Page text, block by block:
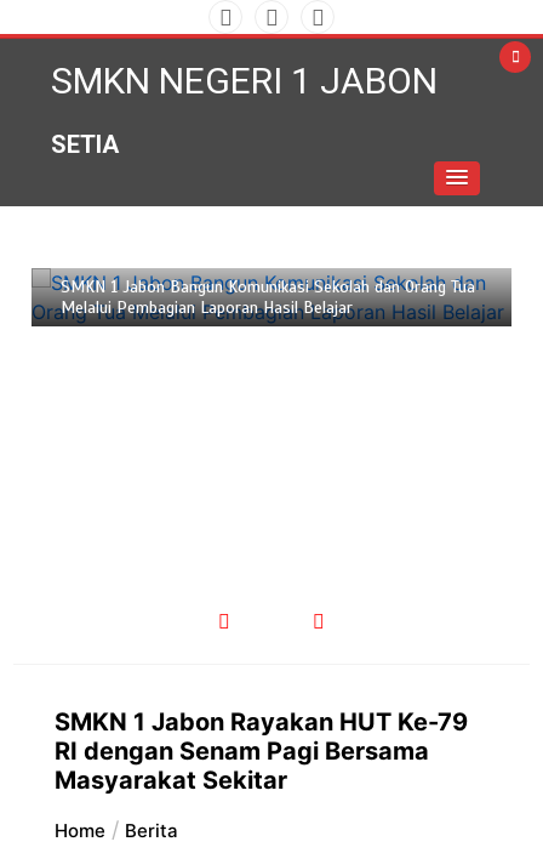
to
contentSMKN NEGERI 1 JABON
SETIA
SMKN 1 Jabon Bangun Komunikasi Sekolah dan Orang Tua
Melalui Pembagian Laporan Hasil Belajar
SMKN 1 Jabon Rayakan HUT Ke-79
RI dengan Senam Pagi Bersama
Masyarakat Sekitar
Home Berita